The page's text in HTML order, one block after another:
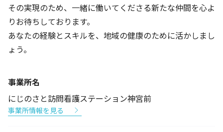
その実現のため、一緒に働いてくださる新たな仲間を心よ
りお待ちしております。
あなたの経験とスキルを、地域の健康のために活かしまし
ょう。
事業所名
にじのさと訪問看護ステーション神宮前
事業所情報を見る